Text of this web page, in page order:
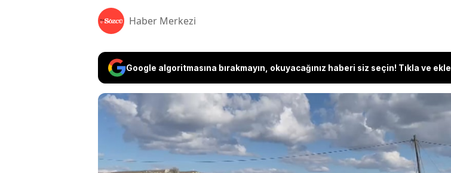
Haber Merkezi
Google algoritmasına bırakmayın, okuyacağınız haberi siz seçin! Tıkla ve ekle